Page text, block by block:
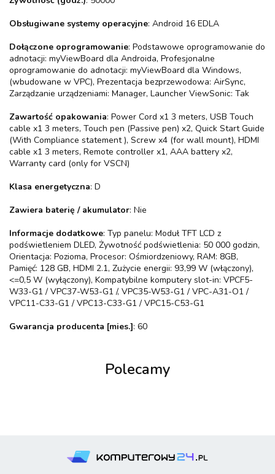
Obsługiwane systemy operacyjne: Android 16 EDLA
Dołączone oprogramowanie: Podstawowe oprogramowanie do
adnotacji: myViewBoard dla Androida, Profesjonalne
oprogramowanie do adnotacji: myViewBoard dla Windows,
(wbudowane w VPC), Prezentacja bezprzewodowa: AirSync,
Zarządzanie urządzeniami: Manager, Launcher ViewSonic: Tak
Zawartość opakowania: Power Cord x1 3 meters, USB Touch
cable x1 3 meters, Touch pen (Passive pen) x2, Quick Start Guide
(With Compliance statement ), Screw x4 (for wall mount), HDMI
cable x1 3 meters, Remote controller x1, AAA battery x2,
Warranty card (only for VSCN)
Klasa energetyczna: D
Zawiera baterię / akumulator: Nie
Informacje dodatkowe: Typ panelu: Moduł TFT LCD z
podświetleniem DLED, Żywotność podświetlenia: 50 000 godzin,
Orientacja: Pozioma, Procesor: Ośmiordzeniowy, RAM: 8GB,
Pamięć: 128 GB, HDMI 2.1, Zużycie energii: 93,99 W (włączony),
<=0,5 W (wyłączony), Kompatybilne komputery slot-in: VPCF5-
W33-G1 / VPC37-W53-G1 /, VPC35-W53-G1 / VPC-A31-O1 /
VPC11-C33-G1 / VPC13-C33-G1 / VPC15-C53-G1
Gwarancja producenta [mies.]: 60
Polecamy